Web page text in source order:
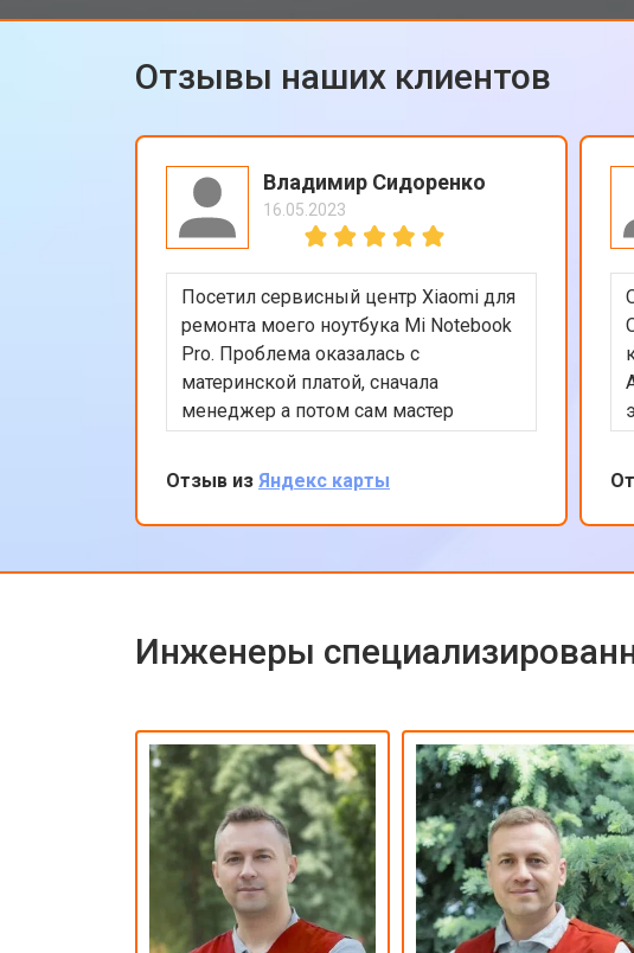
Отзывы наших клиентов
Владимир Сидоренко
16.05.2023
Посетил сервисный центр Xiaomi для
ремонта моего ноутбука Mi Notebook
Pro. Проблема оказалась с
материнской платой, сначала
менеджер а потом сам мастер
подробно объяснили процесс
ремонта. Утром оставил заявку, в
обед курьер приехал и к вечеру
ноутбук был готов-очень быстро.
качеством ремонта.
Отзыв из Яндекс карты
Инженеры